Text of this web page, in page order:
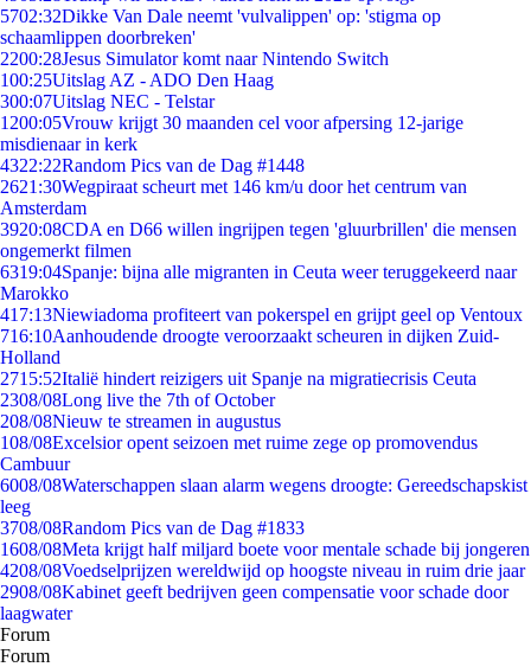
5702:32Dikke Van Dale neemt 'vulvalippen' op: 'stigma op
schaamlippen doorbreken'
2200:28Jesus Simulator komt naar Nintendo Switch
100:25Uitslag AZ - ADO Den Haag
300:07Uitslag NEC - Telstar
1200:05Vrouw krijgt 30 maanden cel voor afpersing 12-jarige
misdienaar in kerk
4322:22Random Pics van de Dag #1448
2621:30Wegpiraat scheurt met 146 km/u door het centrum van
Amsterdam
3920:08CDA en D66 willen ingrijpen tegen 'gluurbrillen' die mensen
ongemerkt filmen
6319:04Spanje: bijna alle migranten in Ceuta weer teruggekeerd naar
Marokko
417:13Niewiadoma profiteert van pokerspel en grijpt geel op Ventoux
716:10Aanhoudende droogte veroorzaakt scheuren in dijken Zuid-
Holland
2715:52Italië hindert reizigers uit Spanje na migratiecrisis Ceuta
2308/08Long live the 7th of October
208/08Nieuw te streamen in augustus
108/08Excelsior opent seizoen met ruime zege op promovendus
Cambuur
6008/08Waterschappen slaan alarm wegens droogte: Gereedschapskist
leeg
3708/08Random Pics van de Dag #1833
1608/08Meta krijgt half miljard boete voor mentale schade bij jongeren
4208/08Voedselprijzen wereldwijd op hoogste niveau in ruim drie jaar
2908/08Kabinet geeft bedrijven geen compensatie voor schade door
laagwater
Forum
Forum